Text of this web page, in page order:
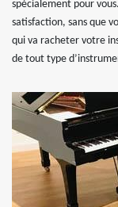
spécialement pour
satisfaction, sans que
qui va racheter votre
de tout type